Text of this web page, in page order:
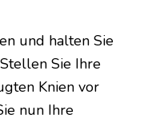
und halten Sie
Sie Ihre
Knien vor
nun Ihre